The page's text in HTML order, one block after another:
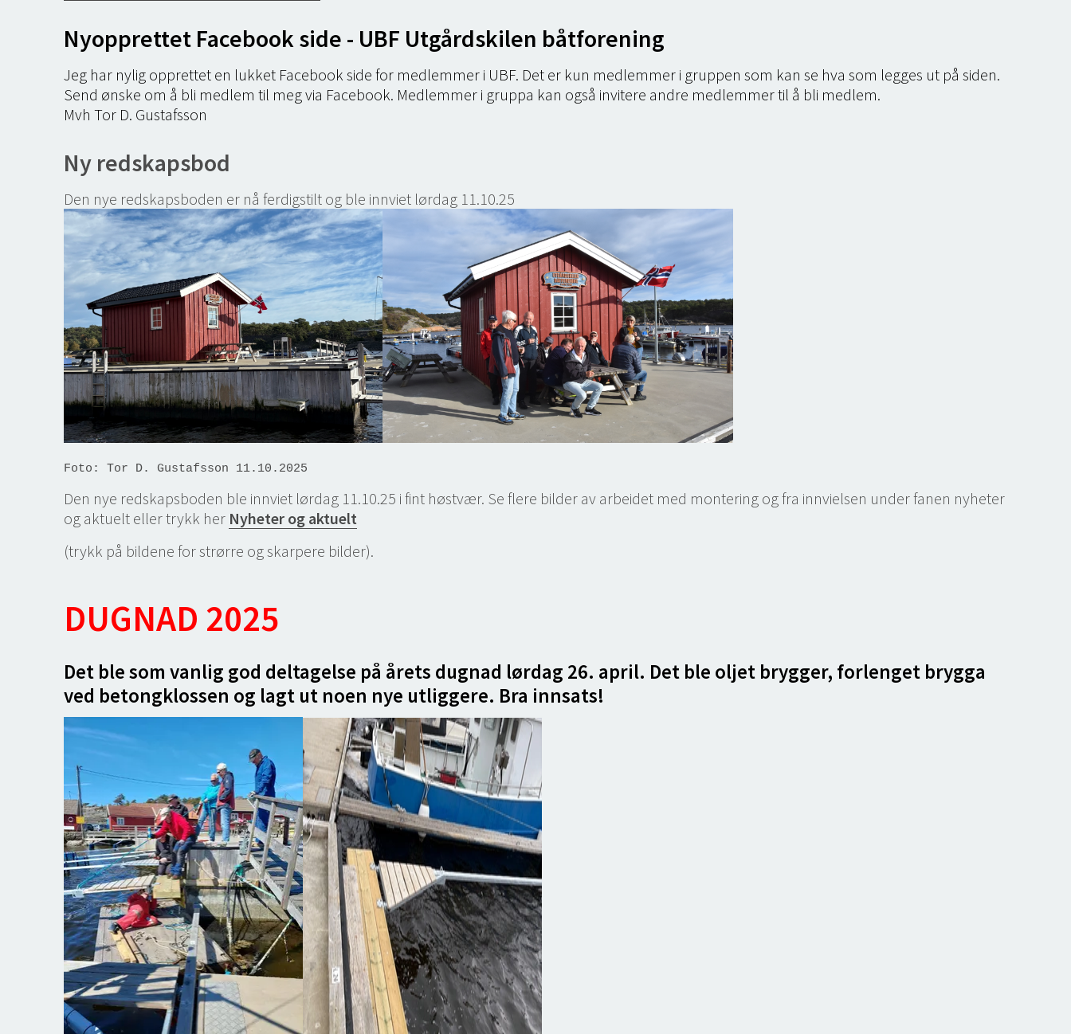
Nyopprettet Facebook side - UBF Utgårdskilen båtforening
Jeg har nylig opprettet en lukket Facebook side for medlemmer i UBF. Det er kun medlemmer i gruppen som kan se hva som legges ut på siden.
Send ønske om å bli medlem til meg via Facebook. Medlemmer i gruppa kan også invitere andre medlemmer til å bli medlem.
Mvh Tor D. Gustafsson
Ny redskapsbod
Den nye redskapsboden er nå ferdigstilt og ble innviet lørdag 11.10.25
Foto: Tor D. Gustafsson 11.10.2025
Den nye redskapsboden ble innviet lørdag 11.10.25 i fint høstvær. Se flere bilder av arbeidet med montering og fra innvielsen under fanen nyheter
og aktuelt eller trykk her Nyheter og aktuelt
(trykk på bildene for strørre og skarpere bilder).
DUGNAD 2025
Det ble som vanlig god deltagelse på årets dugnad lørdag 26. april. Det ble oljet brygger, forlenget brygga
ved betongklossen og lagt ut noen nye utliggere. Bra innsats!